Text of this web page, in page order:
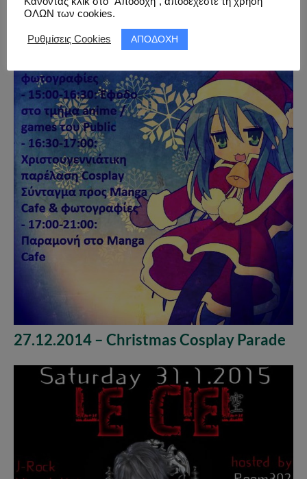
27.12.2014 – Christmas Cosplay Parade
ΟΛΩΝ των cookies.
Ρυθμίσεις Cookies ΑΠΟΔΟΧΗ